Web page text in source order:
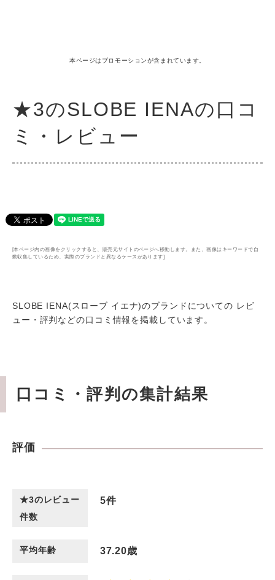
本ページはプロモーションが含まれています。
★3のSLOBE IENAの口コ
ミ・レビュー
[本ページ内の画像をクリックすると、販売元サイトのページへ移動します。また、画像はキーワードで自
動収集しているため、実際のブランドと異なるケースがあります]
SLOBE IENA(スローブ イエナ)のブランドについての レビ
ュー・評判などの口コミ情報を掲載しています。
口コミ・評判の集計結果
評価
★3のレビュー
件数
5件
平均年齢 37.20歳